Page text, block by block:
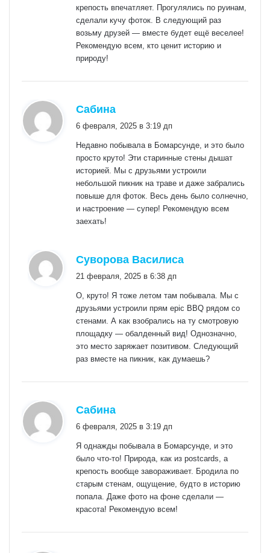
крепость впечатляет. Прогулялись по руинам,
сделали кучу фоток. В следующий раз
возьму друзей — вместе будет ещё веселее!
Рекомендую всем, кто ценит историю и
природу!
Сабина
6 февраля, 2025 в 3:19 дп
Недавно побывала в Бомарсунде, и это было
просто круто! Эти старинные стены дышат
историей. Мы с друзьями устроили
небольшой пикник на траве и даже забрались
повыше для фоток. Весь день было солнечно,
и настроение — супер! Рекомендую всем
заехать!
Суворова Василиса
21 февраля, 2025 в 6:38 дп
О, круто! Я тоже летом там побывала. Мы с
друзьями устроили прям epic BBQ рядом со
стенами. А как взобрались на ту смотровую
площадку — обалденный вид! Однозначно,
это место заряжает позитивом. Следующий
раз вместе на пикник, как думаешь?
Сабина
6 февраля, 2025 в 3:19 дп
Я однажды побывала в Бомарсунде, и это
было что-то! Природа, как из postcards, а
крепость вообще завораживает. Бродила по
старым стенам, ощущение, будто в историю
попала. Даже фото на фоне сделали —
красота! Рекомендую всем!